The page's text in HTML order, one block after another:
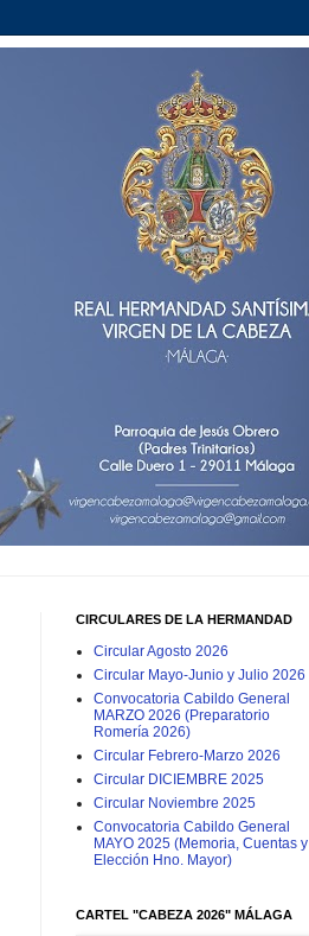
CIRCULARES DE LA HERMANDAD
Circular Agosto 2026
Circular Mayo-Junio y Julio 2026
Convocatoria Cabildo General
MARZO 2026 (Preparatorio
Romería 2026)
Circular Febrero-Marzo 2026
Circular DICIEMBRE 2025
Circular Noviembre 2025
Convocatoria Cabildo General
MAYO 2025 (Memoria, Cuentas y
Elección Hno. Mayor)
CARTEL "CABEZA 2026" MÁLAGA